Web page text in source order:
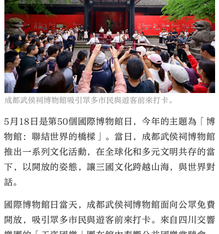
成都武侯祠博物館吸引眾多市民與遊客前來打卡。
5月18日是第50個國際博物館日，今年的主題為「博
物館：聯結世界的橋樑」。當日，成都武侯祠博物館
推出一系列文化活動，在全球化和多元文明共存的當
下，以開放的姿態，讓三國文化跨越山海，與世界對
話。
國際博物館日當天，成都武侯祠博物館面向公眾免費
開放，吸引眾多市民與遊客前來打卡。來自四川交響